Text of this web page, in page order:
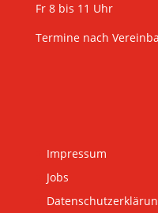
Fr 8 bis 11 Uhr
Termine nach
Impressum
Jobs